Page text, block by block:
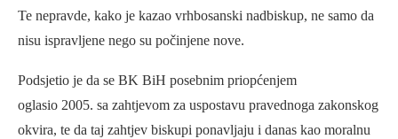
Te nepravde, kako je kazao vrhbosanski nadbiskup, ne samo da
nisu ispravljene nego su počinjene nove.
Podsjetio je da se BK BiH posebnim priopćenjem
oglasio 2005. sa zahtjevom za uspostavu pravednoga zakonskog
okvira, te da taj zahtjev biskupi ponavljaju i danas kao moralnu